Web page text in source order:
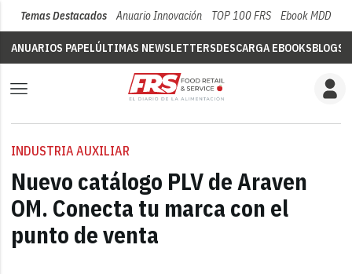
Temas Destacados Anuario Innovación TOP 100 FRS Ebook MDD
ANUARIOS PAPELÚLTIMAS NEWSLETTERSDESCARGA EBOOKSBLOGS
INDUSTRIA AUXILIAR
Nuevo catálogo PLV de Araven
OM. Conecta tu marca con el
punto de venta